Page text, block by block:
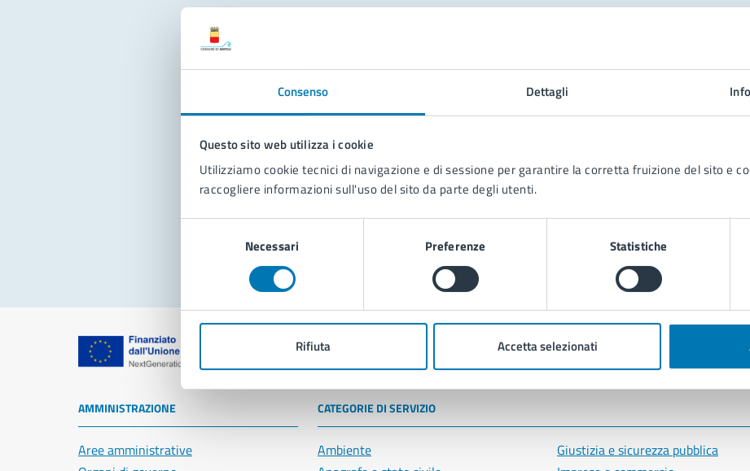
Consenso Dettagli
Questo sito web utilizza i cookie
Utilizziamo cookie tecnici di navigazione e di sessione per garantire la corretta fruizione del sito e
raccogliere informazioni sull'uso del sito da parte degli utenti.
Necessari Preferenze Statistiche
Rifiuta Accetta selezionati
Problemi in città
Segnala disservizio
Comune di Napoli
AMMINISTRAZIONE
Aree amministrative
CATEGORIE DI SERVIZIO
Ambiente
Giustizia e sicurezza pubblica